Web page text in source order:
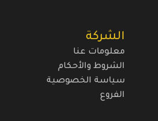
الشركة
معلومات عنا
الشروط والأحكام
سياسة الخصوصية
الفروع